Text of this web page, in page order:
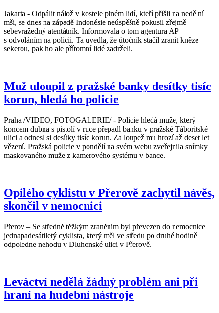
Jakarta - Odpálit nálož v kostele plném lidí, kteří přišli na nedělní
mši, se dnes na západě Indonésie neúspěšně pokusil zřejmě
sebevražedný atentátník. Informovala o tom agentura AP
s odvoláním na policii. Ta uvedla, že útočník stačil zranit kněze
sekerou, pak ho ale přítomní lidé zadrželi.
Muž uloupil z pražské banky desítky tisíc
korun, hledá ho policie
Praha /VIDEO, FOTOGALERIE/ - Policie hledá muže, který
koncem dubna s pistolí v ruce přepadl banku v pražské Táboritské
ulici a odnesl si desítky tisíc korun. Za loupež mu hrozí až deset let
vězení. Pražská policie v pondělí na svém webu zveřejnila snímky
maskovaného muže z kamerového systému v bance.
Opilého cyklistu v Přerově zachytil návěs,
skončil v nemocnici
Přerov – Se středně těžkým zraněním byl převezen do nemocnice
jednapadesátiletý cyklista, který měl ve středu po druhé hodině
odpoledne nehodu v Dluhonské ulici v Přerově.
Leváctví nedělá žádný problém ani při
hraní na hudební nástroje